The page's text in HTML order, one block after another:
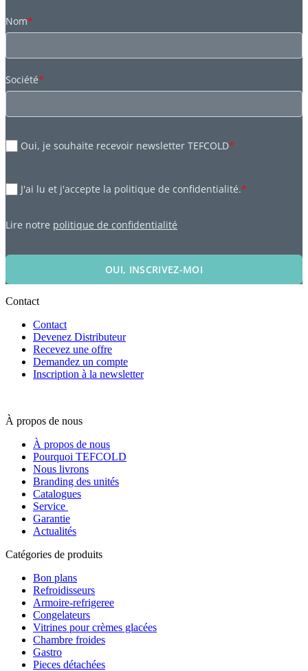
Nom*
Société*
Oui, je souhaite recevoir newsletter TEFCOLD*
J'ai lu et j'accepte la politique de confidentialité.*
Lire notre politique de confidentialité
OUI, INSCRIVEZ-MOI
Contact
Contact
Devenez Distributeur
Recevez une offre
Demandez un compte
Inscription à la newsletter
À propos de nous
À propos de nous
Pourquoi TEFCOLD
Nous livrons
Branding des unités
Catalogues
Service
Garantie
Actualités
Catégories de produits
Bon plans
Refroidisseurs
Armoire-refrigeree
Congelateurs
Vitrines pour crèmes glacées
Chambre froides
Gastro
Pieces détachées